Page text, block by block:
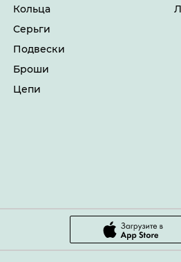
Кольца
Серьги
Подвески
Броши
Цепи